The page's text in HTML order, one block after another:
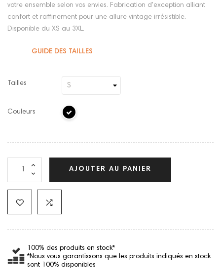
votre ensemble selon vos envies. Fabrication d'exception alliant
confort et raffinement pour une allure vintage irrésistible.
Disponible du XS au 3XL.
GUIDE DES TAILLES
Tailles
Couleurs
AJOUTER AU PANIER
100% des produits en stock*
*Nous vous garantissons que les produits indiqués en stock
sont 100% disponibles